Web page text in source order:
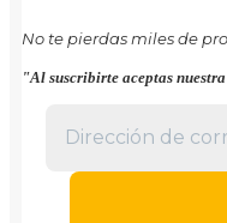
No te pierdas miles de
"Al suscribirte aceptas